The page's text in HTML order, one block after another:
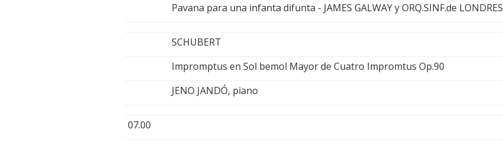
Pavana para una infanta difunta - JAMES GALWAY y ORQ.SINF.de LONDRES
SCHUBERT
Impromptus en Sol bemol Mayor de Cuatro Impromtus Op.90
JENO JANDÓ, piano
07.00